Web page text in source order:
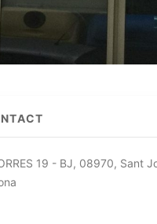
19 - BJ, 08970, Sant